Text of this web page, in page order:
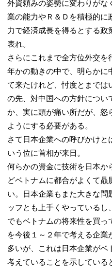
外資頼みの姿勢に変わりがな
業の能力やＲ＆Ｄを積極的に
力で経済成長を得るとする
表れ。
さらにこれまで全方位外交
年かの動きの中で、明らかに
て来たけれど、忖度とまでは
の先、対中国への方針につい
か、実に頭が痛い所だが、怒
ようにする必要がある。
さて日本企業への呼びかけと
いう位に首相が来日。
何らかの資金に技術を日本か
どベトナムに都合がよくて
い。日本企業もまた大きな問
ッフとも上手くやっている
でもベトナムの将来性を買っ
を今後１～２年で考える企業
多いが、これは日本企業がベ
考えていることを示している